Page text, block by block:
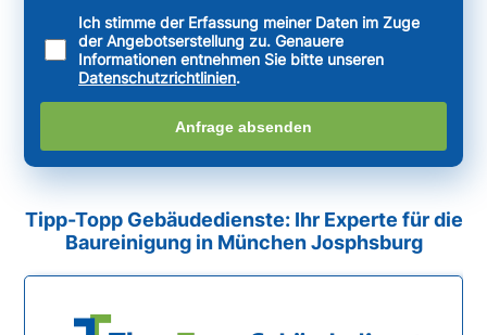
Ich stimme der Erfassung meiner Daten im Zuge
der Angebotserstellung zu. Genauere
Informationen entnehmen Sie bitte unseren
Datenschutzrichtlinien.
Anfrage absenden
Tipp-Topp Gebäudedienste: Ihr Experte für die
Baureinigung in München Josphsburg